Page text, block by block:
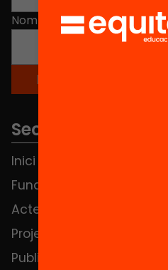
Nom
Seccions
Inici
Fundació
Actes
Projectes
Publicacions i vídeos